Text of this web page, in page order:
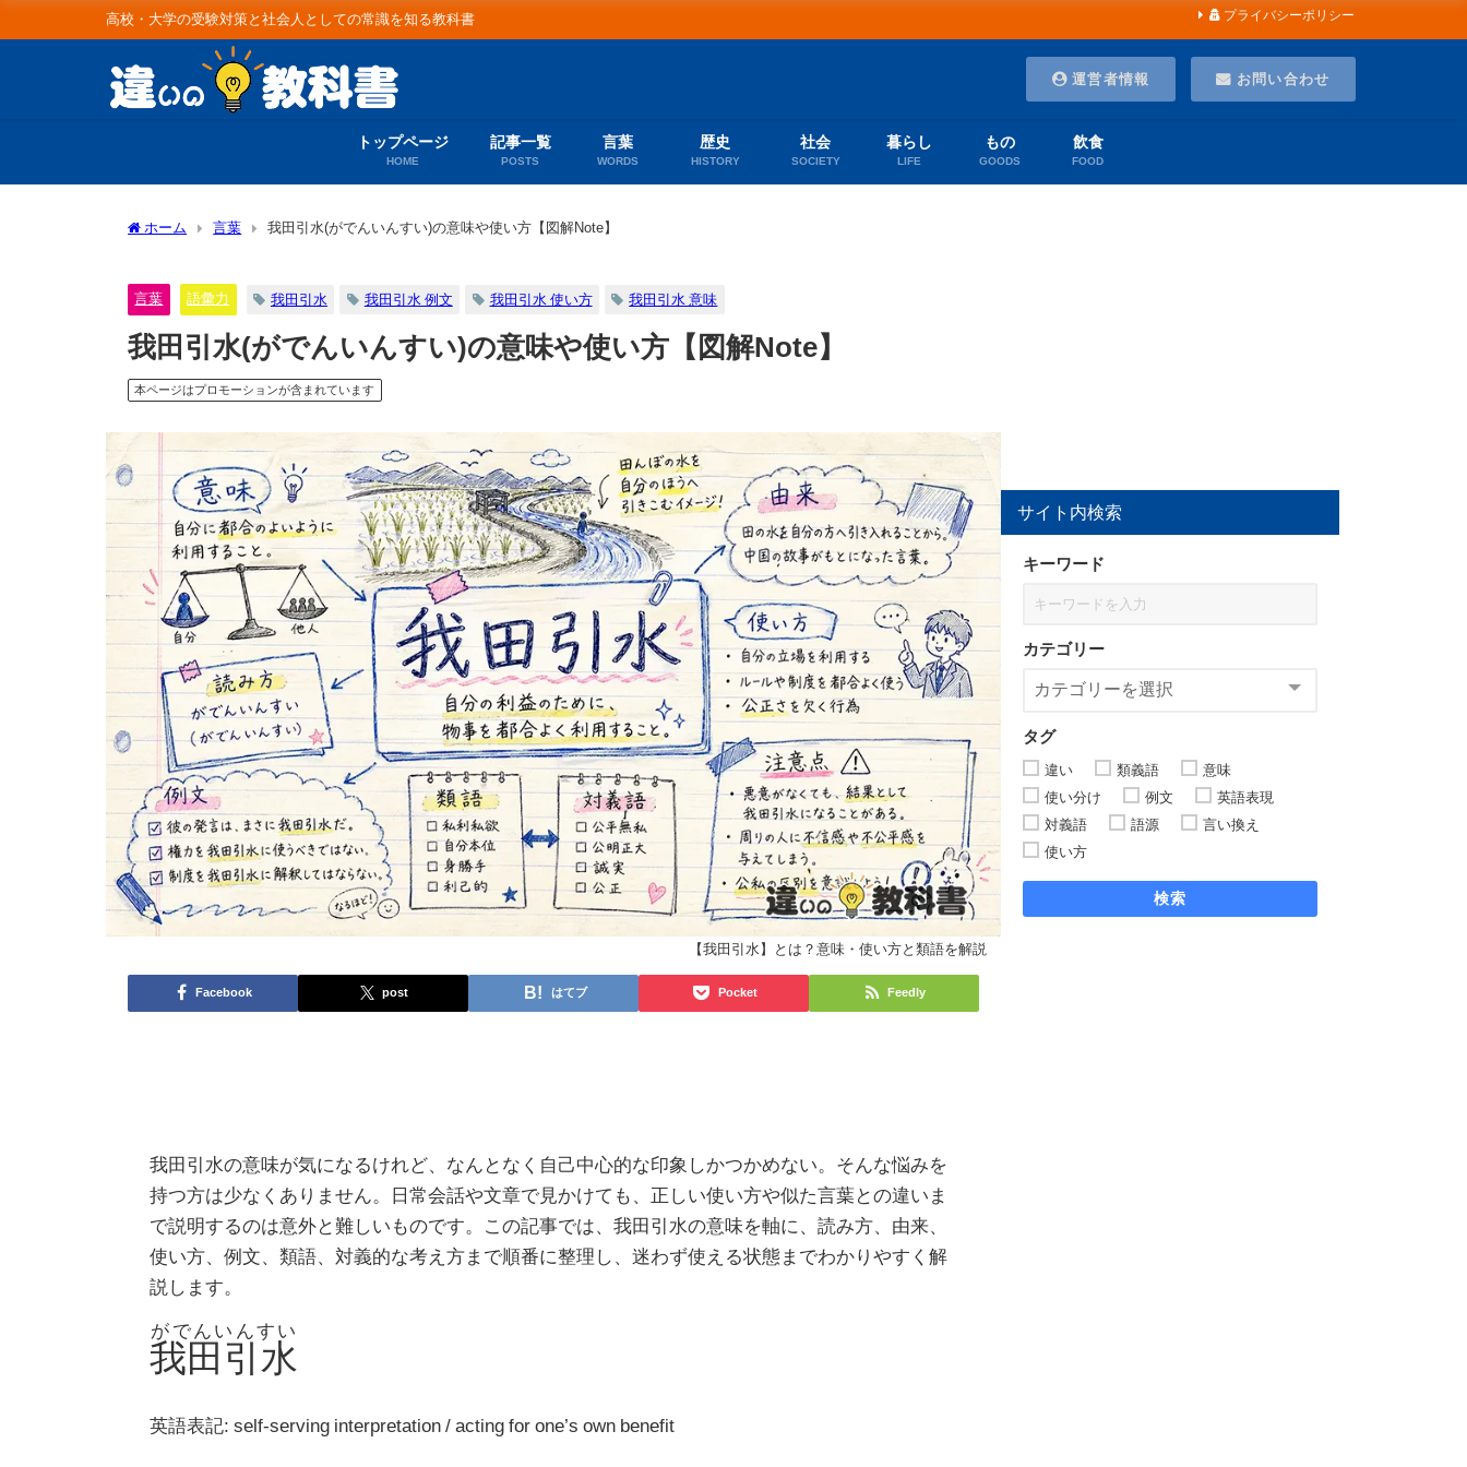
高校・大学の受験対策と社会人としての常識を知る教科書 プライバシーポリシー
運営者情報 お問い合わせ
トップページ
HOME
記事一覧
POSTS
言葉
WORDS
歴史
HISTORY
社会
SOCIETY
暮らし
LIFE
もの
GOODS
飲食
FOOD
ホーム 言葉 我田引水(がでんいんすい)の意味や使い方【図解Note】
言葉 語彙力 我田引水 我田引水 例文 我田引水 使い方 我田引水 意味
我田引水(がでんいんすい)の意味や使い方【図解Note】
本ページはプロモーションが含まれています
【我田引水】とは？意味・使い方と類語を解説
Facebook post はてブ Pocket Feedly
我田引水の意味が気になるけれど、なんとなく自己中心的な印象しかつかめない。そんな悩みを
持つ方は少なくありません。日常会話や文章で見かけても、正しい使い方や似た言葉との違いま
で説明するのは意外と難しいものです。この記事では、我田引水の意味を軸に、読み方、由来、
使い方、例文、類語、対義的な考え方まで順番に整理し、迷わず使える状態までわかりやすく解
説します。
我田引水
がでんいんすい
英語表記: self-serving interpretation / acting for one’s own benefit
サイト内検索
キーワード
カテゴリー
タグ
違い 類義語
意味
使い分け
例文
英語表現
対義語
語源
言い換え
使い方
検索